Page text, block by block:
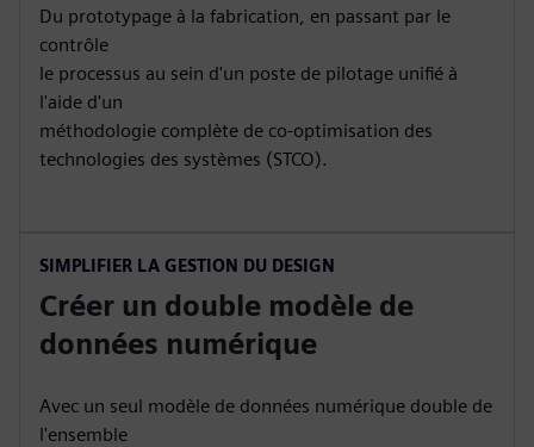
Du prototypage à la fabrication, en passant par le
contrôle
le processus au sein d'un poste de pilotage unifié à
l'aide d'un
méthodologie complète de co-optimisation des
technologies des systèmes (STCO).
SIMPLIFIER LA GESTION DU DESIGN
Créer un double modèle de
données numérique
Avec un seul modèle de données numérique double de
l'ensemble